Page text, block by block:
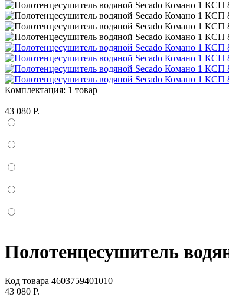
Комплектация: 1 товар
43 080 Р.
Полотенцесушитель
Код товара 4603759401010
43 080 Р.